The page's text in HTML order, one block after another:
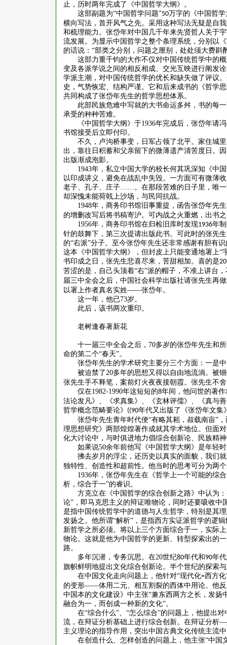
止，历时两年完成了《中国哲学大纲》。
这部副题为“中国哲学问题”50万字的《中国哲
横向写法，首开风气之先。采用这种写法无疑是自
和梳理能力。张岱年对中国几千年来先贤哲人关于
流发展。为显示中国哲学之整个条理系统，分别以
的话说：“部类之分别，问题之厘别，处处须大费斟
这部力重千钧的大作不仅对中国传统哲学中的
变及各派学说之间的相反相成、交光互映进行阐发
学派主潮，对中国传统哲学的优长和缺失做了评议
史，气势恢宏、结构严谨。它和后来成书的《哲学
共同构成了张岱年先生的哲学思想体系。
此部民族危难中写就的大书命运多舛，书的每
承受的种种苦难。
《中国哲学大纲》于1936年完成后，张岱年请
书馆接受后立即付印。
不久，卢沟桥事变，日军占领了北平。家住城
出，靠往日积蓄和父亲留下的微薄遗产清苦度日。
出版渐成泡影。
1943年，私立中国大学的校长何其巩深知《中
以印成讲义，避免在战乱中失毁。一方面可有微薄
老子、孔子、庄子……。在那段苦难的日子里，唯
却深愧未能荷戟上沙场，与民同抗战。
1948年，商务印书馆旧事重提，函告张岱年先
的增删改写后将书稿寄沪。可内战之火重燃，出书
1956年，商务印书馆在归检旧库时发现1936年
针的鼓舞下，第三次提请出版此书。可此时的张先
的“右派”分子。至今张岱年先生还非常感谢有胆有
这本《中国哲学大纲》，但封皮上只能变通地署上“
书印成之日，张先生悲喜尽来，苦甜相加。喜的是20
苦涩的是，自己头顶着“右”派的帽子，不准上讲台
届三中全会之后，中国社会科学出版社请张先生再
以署上作者真名实姓——张岱年。
这一年，他已73岁。
此后，该书两次重印。
老树逢春著新花
十一届三中全会之后， 70多岁的张岱年先生和
命的第二个“春天”。
张岱年先生的学术研究主要分三个方面：一是
被迫禁了20多年的思想又得以自由地流淌。被
张先生手不释笔，案前灯火夜夜接朝霞。张先生不
仅在1982-1990年这短短的8年间，他问世的著
法论发凡》、《求真集》、《玄林评儒》、《真与
哲学概念范畴要论》 ((90年代又出版了《张岱年文集
张岱年先生青年时代便“有略其耜，叔载南亩”
理思想研究》两部煌煌著作成就其学术地位。但面
化大讨论中，与时俱进地力倡综合创新论、民族精
如果说50余年前他写《中国哲学大纲》是年轻
拂去岁月的浮尘，还历史以真实的面貌，我们
独特性、创造性和超前性。他当时的思考可分为两
1936年，张岱年先生在《哲学上一个可能的综
析，综合于一”的睿识。
方克立在《中国哲学的综合创新之路》中认为
论”，即马克思主义的辩证唯物论，同时还要吸收
是指中国传统哲学中的道德与人生哲学，特别是其
发扬之。他所谓“解析”，是指西方实证派哲学的逻
新哲学之所必须。将以上三个方面综合于一，实际
物论。这就是他为中国哲学的更新、转型探索出的
路。
多年沉潜，专务沉思。在20世纪80年代和 90年
旗帜鲜明地提出文化综合创新论。半个世纪的探索
在中国文化走向问题上，他针对“现代化=西方
的变形——体用二元、相互割裂的西体中用论。他
中国本的文化建设》中主张“兼东西两方之长，发
融合为一，而创成一种新的文化”。
在“综合什么”、“怎么综合”的问题上，他提出
流，在辩证分析基础上进行综合创新。在辩证分
主义理论的指导作用，突出中国古典文化传统主流
在创造什么、怎样创造的问题上，他主张“中国